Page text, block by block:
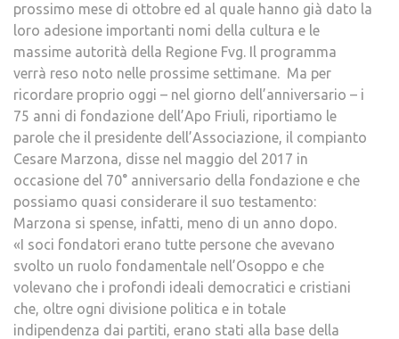
prossimo mese di ottobre ed al quale hanno già dato la
loro adesione importanti nomi della cultura e le
massime autorità della Regione Fvg. Il programma
verrà reso noto nelle prossime settimane. Ma per
ricordare proprio oggi – nel giorno dell’anniversario – i
75 anni di fondazione dell’Apo Friuli, riportiamo le
parole che il presidente dell’Associazione, il compianto
Cesare Marzona, disse nel maggio del 2017 in
occasione del 70° anniversario della fondazione e che
possiamo quasi considerare il suo testamento:
Marzona si spense, infatti, meno di un anno dopo.
«I soci fondatori erano tutte persone che avevano
svolto un ruolo fondamentale nell’Osoppo e che
volevano che i profondi ideali democratici e cristiani
che, oltre ogni divisione politica e in totale
indipendenza dai partiti, erano stati alla base della